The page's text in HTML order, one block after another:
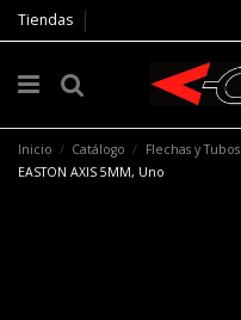
Tiendas
Inicio Catálogo Flechas y Tubos
EASTON AXIS 5MM, Uno